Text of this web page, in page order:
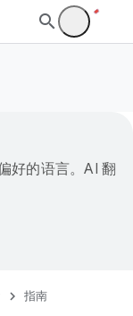
好的语言。AI 翻
指南